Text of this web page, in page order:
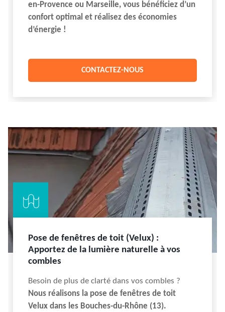
en-Provence ou Marseille, vous bénéficiez d’un
confort optimal et réalisez des économies
d’énergie !
CONTACTEZ-NOUS
Pose de fenêtres de toit (Velux) :
Apportez de la lumière naturelle à vos
combles
Besoin de plus de clarté dans vos combles ?
Nous réalisons la pose de fenêtres de toit
Velux dans les Bouches-du-Rhône (13).